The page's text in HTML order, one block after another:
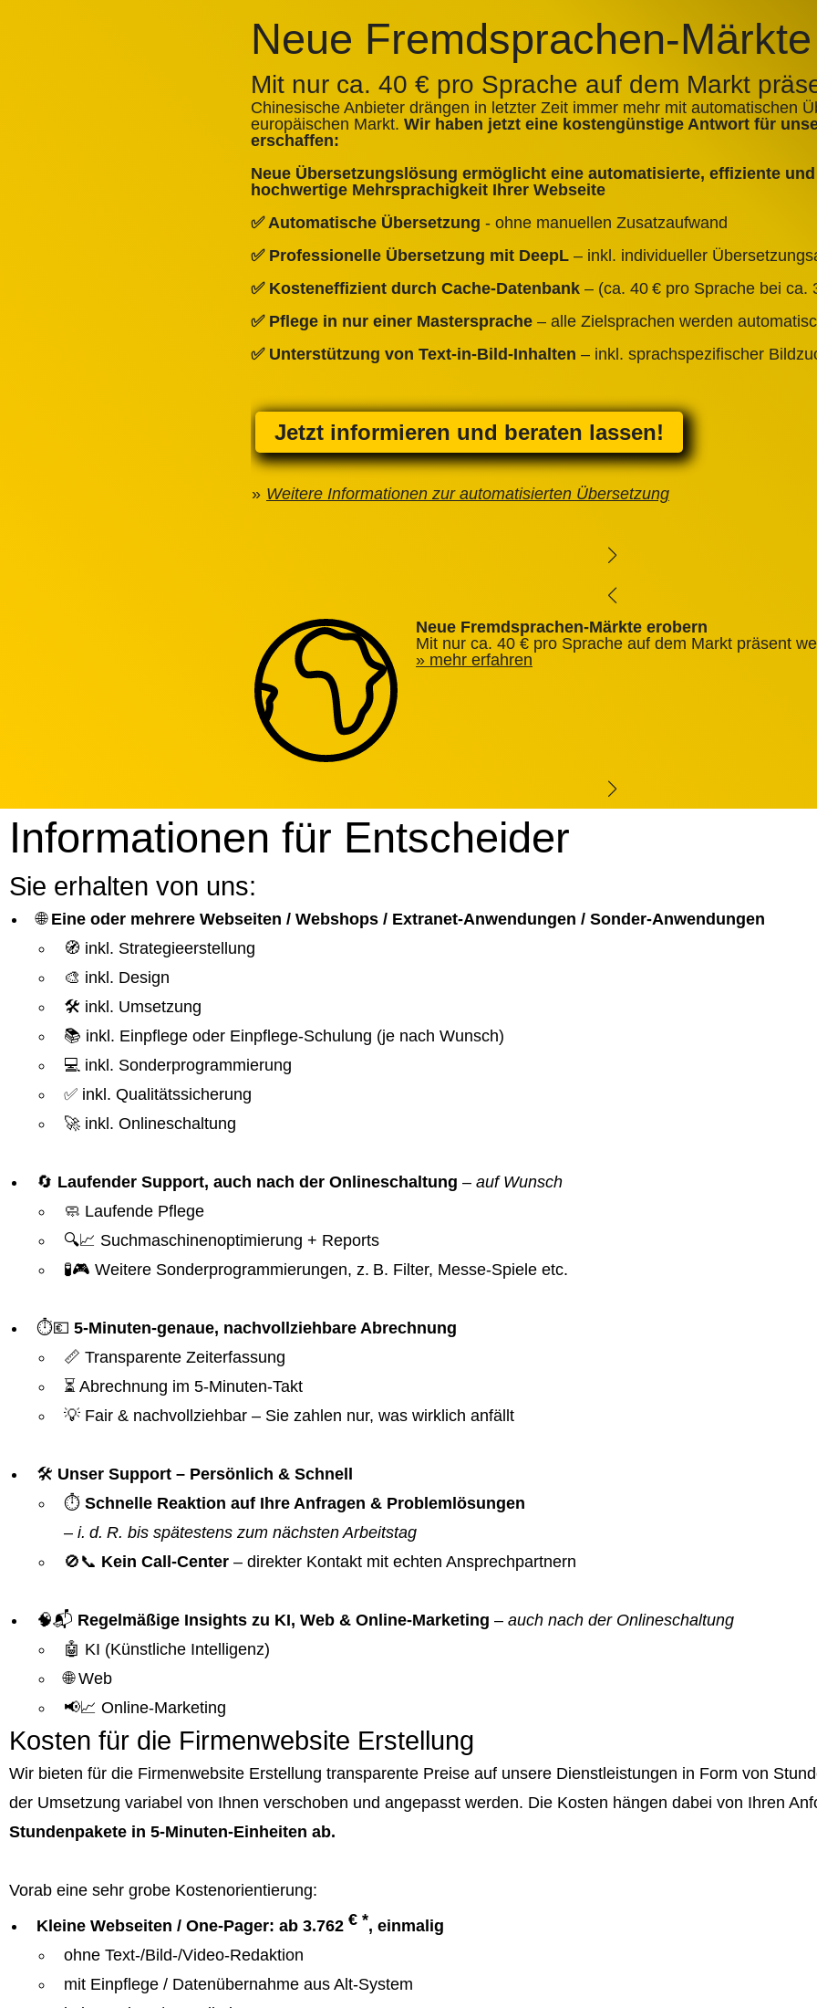
Neue Fremdsprachen-
Mit nur ca. 40 € pro Sprache auf dem Markt
Chinesische Anbieter drängen in letzter Zeit immer mehr mit automatischen
europäischen Markt. Wir haben jetzt eine kostengünstige Antwort für
erschaffen:
Neue Übersetzungslösung ermöglicht eine automatisierte, effiziente
hochwertige Mehrsprachigkeit Ihrer Webseite
✅ Automatische Übersetzung - ohne manuellen Zusatzaufwand
✅ Professionelle Übersetzung mit DeepL– inkl. individueller
✅ Kosteneffizient durch Cache‑Datenbank– (ca. 40 € pro Sprache bei ca.
✅ Pflege in nur einer Mastersprache– alle Zielsprachen werden
✅ Unterstützung von Text‑in‑Bild‑Inhalten – inkl. sprachspezifischer
Jetzt informieren und beraten lassen!
Weitere Informationen zur automatisierten Übersetzung
Neue Fremdsprachen-Märkte erobern
Mit nur ca. 40 € pro Sprache auf dem Markt präsent
mehr erfahren
Informationen für Entscheider
Sie erhalten von uns:
🌐 Eine oder mehrere Webseiten / Webshops / Extranet-Anwendungen / Sonder-Anwendungen
🧭 inkl. Strategieerstellung
🎨 inkl. Design
🛠️ inkl. Umsetzung
📚 inkl. Einpflege oder Einpflege-Schulung (je nach Wunsch)
💻 inkl. Sonderprogrammierung
✅ inkl. Qualitätssicherung
🚀 inkl. Onlineschaltung
🔄 Laufender Support, auch nach der Onlineschaltung – auf Wunsch
🧼 Laufende Pflege
🔍📈 Suchmaschinenoptimierung + Reports
🧪🎮 Weitere Sonderprogrammierungen, z. B. Filter, Messe-Spiele etc.
⏱️💶 5-Minuten-genaue, nachvollziehbare Abrechnung
📏 Transparente Zeiterfassung
⏳ Abrechnung im 5-Minuten-Takt
💡 Fair & nachvollziehbar – Sie zahlen nur, was wirklich anfällt
🛠️ Unser Support – Persönlich & Schnell
⏱️ Schnelle Reaktion auf Ihre Anfragen & Problemlösungen
– i. d. R. bis spätestens zum nächsten Arbeitstag
🚫📞 Kein Call-Center – direkter Kontakt mit echten Ansprechpartnern
🧠📬 Regelmäßige Insights zu KI, Web & Online-Marketing – auch nach der Onlineschaltung
🤖 KI (Künstliche Intelligenz)
🌐 Web
📢📈 Online-Marketing
Kosten für die Firmenwebsite Erstellung
Wir bieten für die Firmenwebsite Erstellung transparente Preise auf unsere Dienstleistungen in Form von
der Umsetzung variabel von Ihnen verschoben und angepasst werden. Die Kosten hängen dabei von Ihren
Stundenpakete in 5-Minuten-Einheiten ab.
Vorab eine sehr grobe Kostenorientierung:
Kleine Webseiten / One-Pager: ab 3.762 € *, einmalig
ohne Text-/Bild-/Video-Redaktion
mit Einpflege / Datenübernahme aus Alt-System